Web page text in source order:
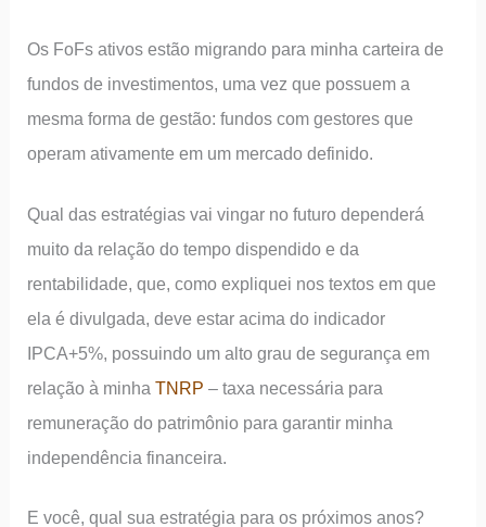
Os FoFs ativos estão migrando para minha carteira de
fundos de investimentos, uma vez que possuem a
mesma forma de gestão: fundos com gestores que
operam ativamente em um mercado definido.
Qual das estratégias vai vingar no futuro dependerá
muito da relação do tempo dispendido e da
rentabilidade, que, como expliquei nos textos em que
ela é divulgada, deve estar acima do indicador
IPCA+5%, possuindo um alto grau de segurança em
relação à minhaTNRP– taxa necessária para
remuneração do patrimônio para garantir minha
independência financeira.
E você, qual sua estratégia para os próximos anos?